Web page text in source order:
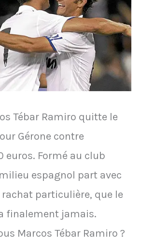
Tébar Ramiro quitte le
Gérone contre
euros. Formé au club
espagnol part avec
rachat particulière, que le
finalement jamais.
Marcos Tébar Ramiro ?